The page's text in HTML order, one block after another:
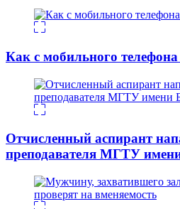
Как с мобильного
Отчисленный аспирант
преподавателя МГТУ